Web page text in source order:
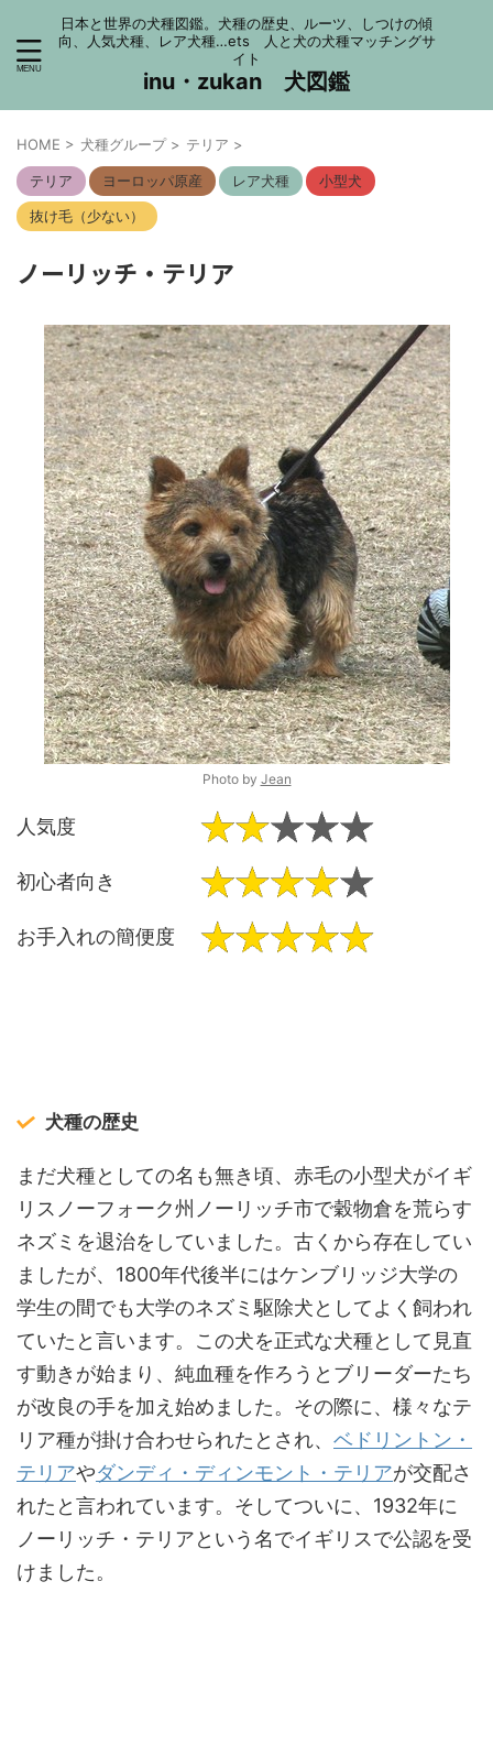
日本と世界の犬種図鑑。犬種の歴史、ルーツ、しつけの傾
向、人気犬種、レア犬種…ets 人と犬の犬種マッチングサ
イト
inu・zukan 犬図鑑
HOME > 犬種グループ > テリア >
テリア ヨーロッパ原産 レア犬種
小型犬
抜け毛（少ない）
ノーリッチ・テリア
Photo by Jean
人気度
初心者向き
お手入れの簡便度
犬種の歴史
まだ犬種としての名も無き頃、赤毛の小型犬がイギ
リスノーフォーク州ノーリッチ市で穀物倉を荒らす
ネズミを退治をしていました。古くから存在してい
ましたが、1800年代後半にはケンブリッジ大学の
学生の間でも大学のネズミ駆除犬としてよく飼われ
ていたと言います。この犬を正式な犬種として見直
す動きが始まり、純血種を作ろうとブリーダーたち
が改良の手を加え始めました。その際に、様々なテ
リア種が掛け合わせられたとされ、 ベドリントン・
テリアやダンディ・ディンモント・テリアが交配さ
れたと言われています。そしてついに、1932年に
ノーリッチ・テリアという名でイギリスで公認を受
けました。